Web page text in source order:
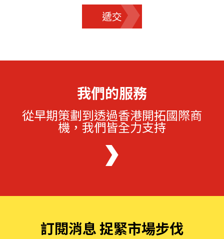
遞交
我們的服務
從早期策劃到透過香港開拓國際商
機，我們皆全力支持
訂閱消息 捉緊市場步伐